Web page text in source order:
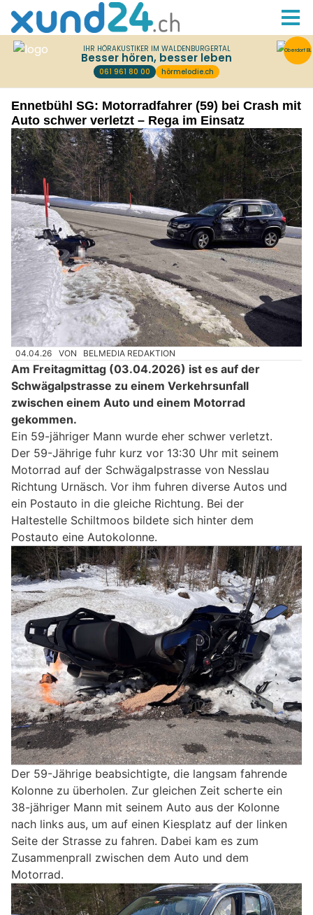
Ennetbühl SG: Motorradfahrer (59) bei Crash mit
Auto schwer verletzt – Rega im Einsatz
04.04.26 VON BELMEDIA REDAKTION
Am Freitagmittag (03.04.2026) ist es auf der
Schwägalpstrasse zu einem Verkehrsunfall
zwischen einem Auto und einem Motorrad
gekommen.
Ein 59-jähriger Mann wurde eher schwer verletzt.
Der 59-Jährige fuhr kurz vor 13:30 Uhr mit seinem
Motorrad auf der Schwägalpstrasse von Nesslau
Richtung Urnäsch. Vor ihm fuhren diverse Autos und
ein Postauto in die gleiche Richtung. Bei der
Haltestelle Schiltmoos bildete sich hinter dem
Postauto eine Autokolonne.
Der 59-Jährige beabsichtigte, die langsam fahrende
Kolonne zu überholen. Zur gleichen Zeit scherte ein
38-jähriger Mann mit seinem Auto aus der Kolonne
nach links aus, um auf einen Kiesplatz auf der linken
Seite der Strasse zu fahren. Dabei kam es zum
Zusammenprall zwischen dem Auto und dem
Motorrad.